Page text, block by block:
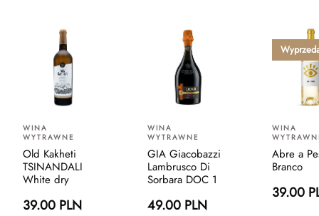
WINA
WYTRAWNE
Old Kakheti
TSINANDALI
White dry
39.00 PLN
WINA
WYTRAWNE
GIA Giacobazzi
Lambrusco Di
Sorbara DOC 1
49.00 PLN
WINA
Abre a
Branco
39.00